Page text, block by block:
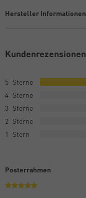
Hersteller Informationen
Kundenrezensionen
5
4
3
2
1
Posterrahmen